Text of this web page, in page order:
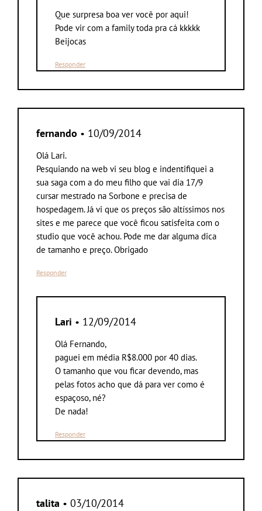
Que surpresa boa ver você por aqui!
Pode vir com a family toda pra cá kkkkk
Beijocas
Responder
fernando • 10/09/2014
Olá Lari.
Pesquiando na web vi seu blog e indentifiquei a
sua saga com a do meu filho que vai dia 17/9
cursar mestrado na Sorbone e precisa de
hospedagem. Já vi que os preços são altíssimos nos
sites e me parece que você ficou satisfeita com o
studio que você achou. Pode me dar alguma dica
de tamanho e preço. Obrigado
Responder
Lari • 12/09/2014
Olá Fernando,
paguei em média R$8.000 por 40 dias.
O tamanho que vou ficar devendo, mas
pelas fotos acho que dá para ver como é
espaçoso, né?
De nada!
Responder
talita • 03/10/2014